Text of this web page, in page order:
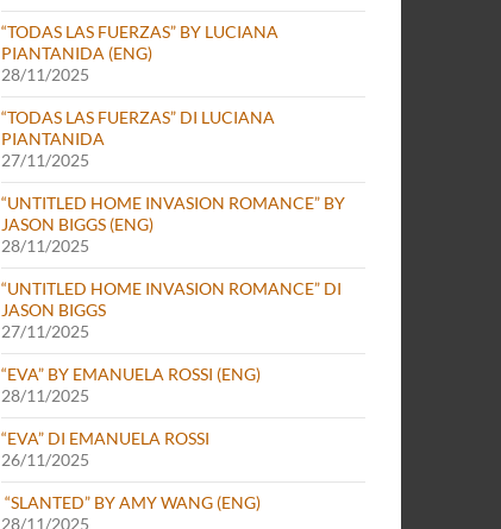
“TODAS LAS FUERZAS” BY LUCIANA
PIANTANIDA (ENG)
28/11/2025
“TODAS LAS FUERZAS” DI LUCIANA
PIANTANIDA
27/11/2025
“UNTITLED HOME INVASION ROMANCE” BY
JASON BIGGS (ENG)
28/11/2025
“UNTITLED HOME INVASION ROMANCE” DI
JASON BIGGS
27/11/2025
“EVA” BY EMANUELA ROSSI (ENG)
28/11/2025
“EVA” DI EMANUELA ROSSI
26/11/2025
“SLANTED” BY AMY WANG (ENG)
28/11/2025